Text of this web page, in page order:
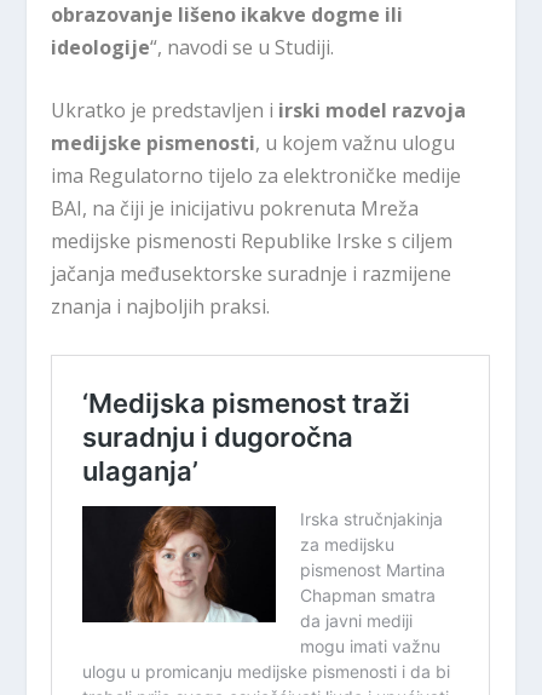
obrazovanje lišeno ikakve dogme ili
ideologije“, navodi se u Studiji.
Ukratko je predstavljen i irski model razvoja
medijske pismenosti, u kojem važnu ulogu
ima Regulatorno tijelo za elektroničke medije
BAI, na čiji je inicijativu pokrenuta Mreža
medijske pismenosti Republike Irske s ciljem
jačanja međusektorske suradnje i razmijene
znanja i najboljih praksi.